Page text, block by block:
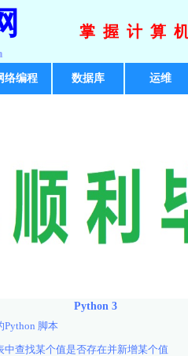
掌握计算
络编程 数据库 运维
Python 3
Python 脚本
中查找某个值是否存在并新增某个值